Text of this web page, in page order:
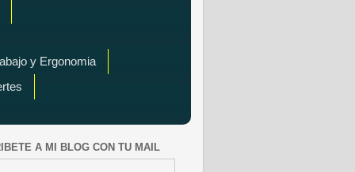
y Ergonomia
A MI BLOG CON TU MAIL